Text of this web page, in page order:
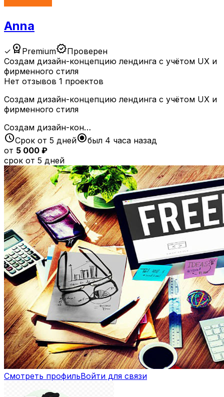
Anna
✓ workspace_premium PremiumverifiedПроверен
Создам дизайн-концепцию лендинга с учётом UX и
фирменного стиля
Нет отзывов 1 проектов
Создам дизайн-концепцию лендинга с учётом UX и
фирменного стиля
Создам дизайн-кон…
scheduleСрок от 5 днейradio_button_checkedбыл 4 часа назад
от 5 000 ₽
срок от 5 дней
Смотреть профильВойти для связи